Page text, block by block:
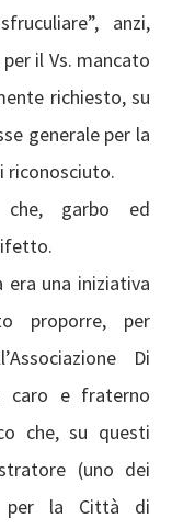
anzi,
il Vs. mancato
richiesto, su
generale per la
riconosciuto.
che, garbo ed
era una iniziativa
proporre, per
Di
caro e fraterno
che, su questi
(uno dei
per la Città di